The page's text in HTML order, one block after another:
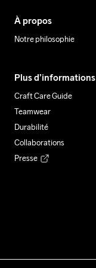
À propos
Notre philosophie
Plus d’informations
Craft Care Guide
Teamwear
Durabilité
Collaborations
Presse